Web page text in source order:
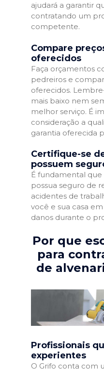
ajudará a garantir
contratando um
competente.
Compare
oferecidos
Faça orçamentos
pedreiros e
oferecidos.
mais baixo nem
melhor serviço. É
consideração a
garantia oferecida
Certifique-se
possuem
É fundamental
possua seguro de
acidentes de
você e sua casa
danos durante o
Por que
para
de
Profissionais
experientes
O Grifo conta com